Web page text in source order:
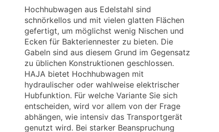
Hochhubwagen aus Edelstahl sind
schnörkellos und mit vielen glatten Flächen
gefertigt, um möglichst wenig Nischen und
Ecken für Bakteriennester zu bieten. Die
Gabeln sind aus diesem Grund im Gegensatz
zu üblichen Konstruktionen geschlossen.
HAJA bietet Hochhubwagen mit
hydraulischer oder wahlweise elektrischer
Hubfunktion. Für welche Variante Sie sich
entscheiden, wird vor allem von der Frage
abhängen, wie intensiv das Transportgerät
genutzt wird. Bei starker Beanspruchung